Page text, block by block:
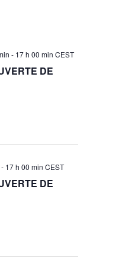
- 17 h 00 min CEST
DE
- 17 h 00 min CEST
DE